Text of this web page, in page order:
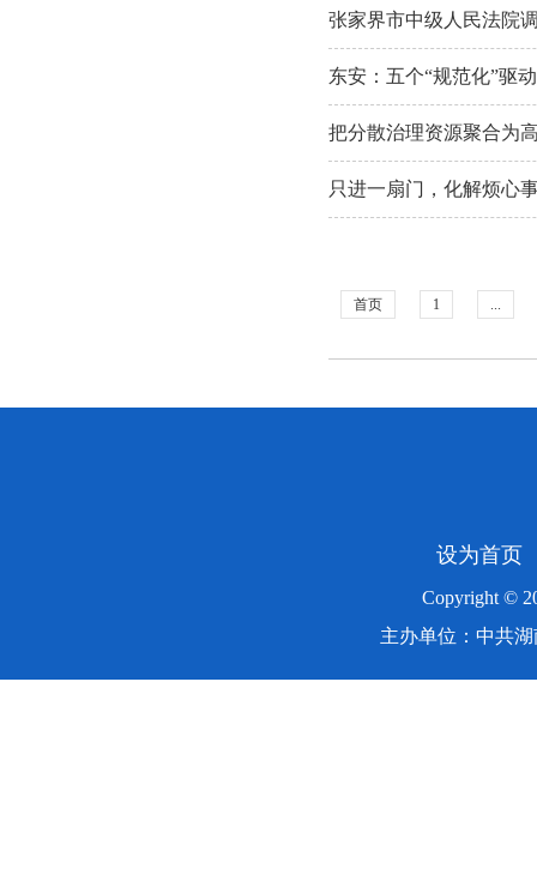
张家界市中级人民法院
东安：五个“规范化”驱
把分散治理资源聚合为
只进一扇门，化解烦心
首页 1 ...
设为首页
Copyright ©
主办单位：中共